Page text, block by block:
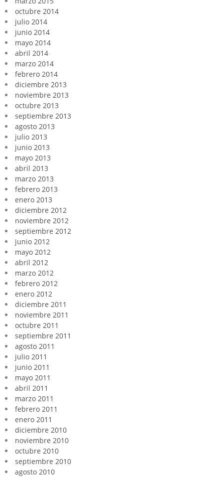
octubre 2014
julio 2014
junio 2014
mayo 2014
abril 2014
marzo 2014
febrero 2014
diciembre 2013
noviembre 2013
octubre 2013
septiembre 2013
agosto 2013
julio 2013
junio 2013
mayo 2013
abril 2013
marzo 2013
febrero 2013
enero 2013
diciembre 2012
noviembre 2012
septiembre 2012
junio 2012
mayo 2012
abril 2012
marzo 2012
febrero 2012
enero 2012
diciembre 2011
noviembre 2011
octubre 2011
septiembre 2011
agosto 2011
julio 2011
junio 2011
mayo 2011
abril 2011
marzo 2011
febrero 2011
enero 2011
diciembre 2010
noviembre 2010
octubre 2010
septiembre 2010
agosto 2010